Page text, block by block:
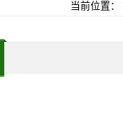
当前位置：